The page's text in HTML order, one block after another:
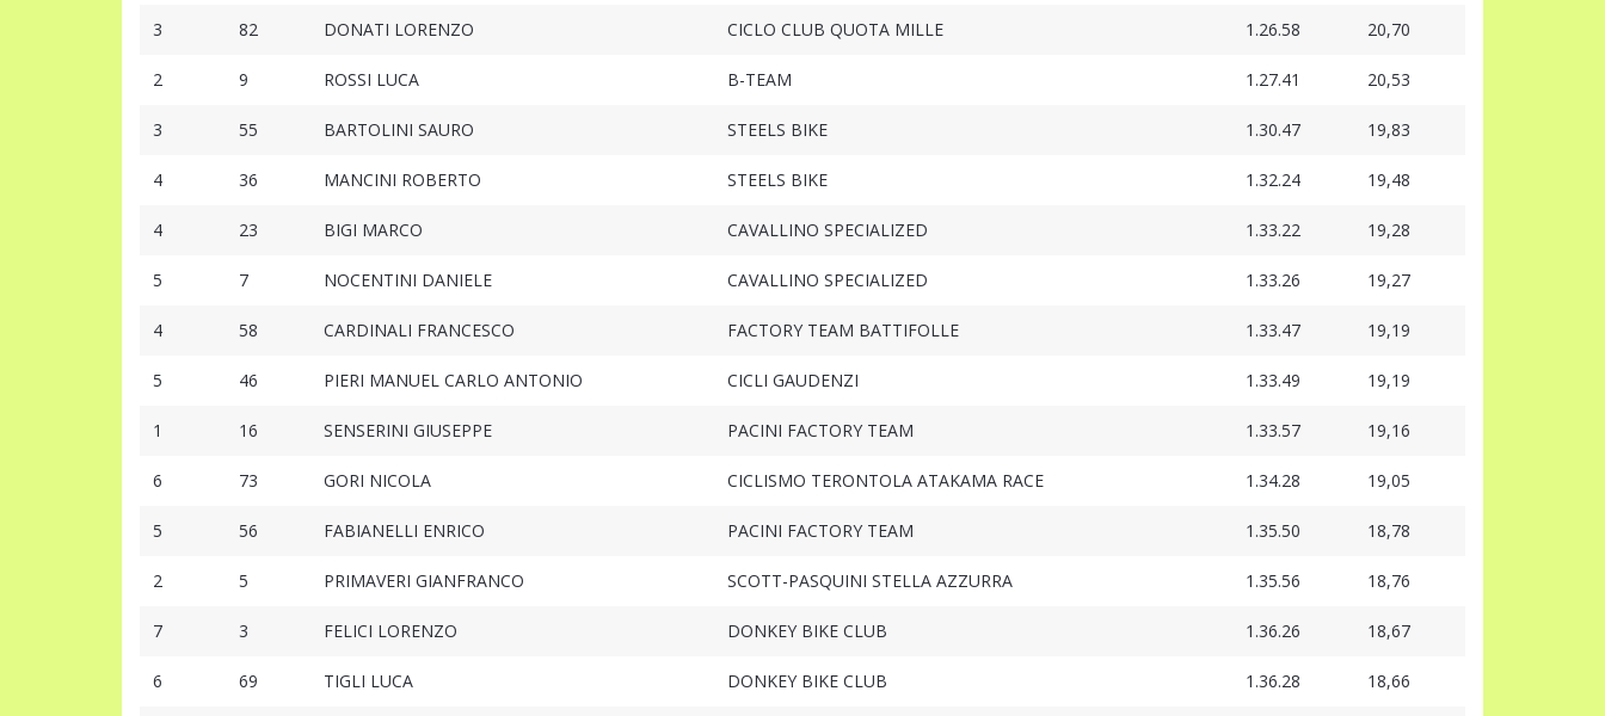
3 82 DONATI LORENZO CICLO CLUB QUOTA MILLE 1.26.58 20,70
2 9 ROSSI LUCA B-TEAM 1.27.41 20,53
3 55 BARTOLINI SAURO STEELS BIKE 1.30.47 19,83
4 36 MANCINI ROBERTO STEELS BIKE 1.32.24 19,48
4 23 BIGI MARCO CAVALLINO SPECIALIZED 1.33.22 19,28
5 7 NOCENTINI DANIELE CAVALLINO SPECIALIZED 1.33.26 19,27
4 58 CARDINALI FRANCESCO FACTORY TEAM BATTIFOLLE 1.33.47 19,19
5 46 PIERI MANUEL CARLO ANTONIO CICLI GAUDENZI 1.33.49 19,19
1 16 SENSERINI GIUSEPPE PACINI FACTORY TEAM 1.33.57 19,16
6 73 GORI NICOLA CICLISMO TERONTOLA ATAKAMA RACE 1.34.28 19,05
5 56 FABIANELLI ENRICO PACINI FACTORY TEAM 1.35.50 18,78
2 5 PRIMAVERI GIANFRANCO SCOTT-PASQUINI STELLA AZZURRA 1.35.56 18,76
7 3 FELICI LORENZO DONKEY BIKE CLUB 1.36.26 18,67
6 69 TIGLI LUCA DONKEY BIKE CLUB 1.36.28 18,66